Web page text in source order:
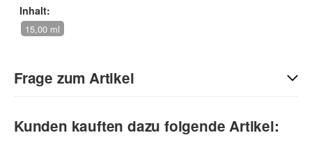
Inhalt:
15,00 ml
Frage zum Artikel
Kunden kauften dazu folgende Artikel: